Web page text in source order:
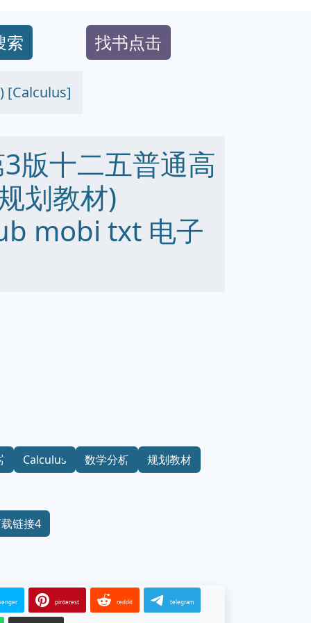
索 找书点击
[Calculus]
版十二五普通高
划教材)
mobi txt 电子
Calculus 数学分析 规划教材
链接4
pinterest reddit telegram